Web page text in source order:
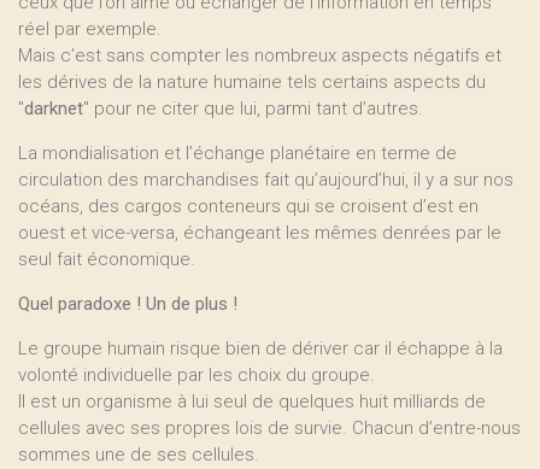
réel par exemple.
Mais c’est sans compter les nombreux aspects négatifs et
les dérives de la nature humaine tels certains aspects du
"darknet" pour ne citer que lui, parmi tant d’autres.
La mondialisation et l’échange planétaire en terme de
circulation des marchandises fait qu’aujourd’hui, il y a sur nos
océans, des cargos conteneurs qui se croisent d’est en
ouest et vice-versa, échangeant les mêmes denrées par le
seul fait économique.
Quel paradoxe ! Un de plus !
Le groupe humain risque bien de dériver car il échappe à la
volonté individuelle par les choix du groupe.
Il est un organisme à lui seul de quelques huit milliards de
cellules avec ses propres lois de survie. Chacun d’entre-nous
sommes une de ses cellules.